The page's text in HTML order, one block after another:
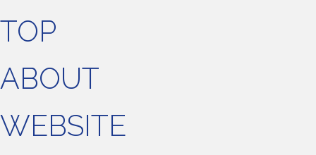
TOP
ABOUT
WEBSITE